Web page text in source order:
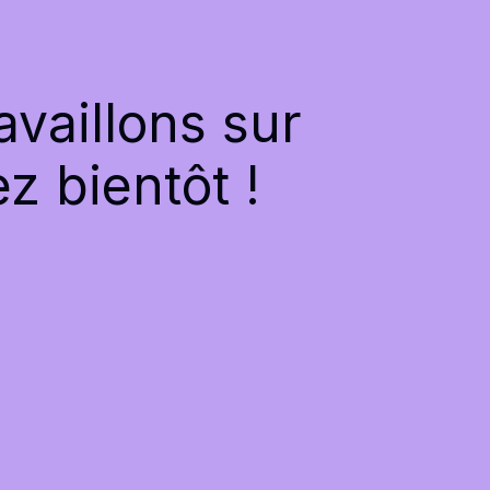
sur
bientôt !